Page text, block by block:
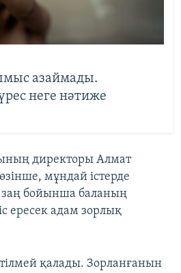
азаймады.
неге нәтиже
директоры Алмат
мұндай істерде
заң бойынша баланың
ересек адам зорлық
қалады. Зорланғанын